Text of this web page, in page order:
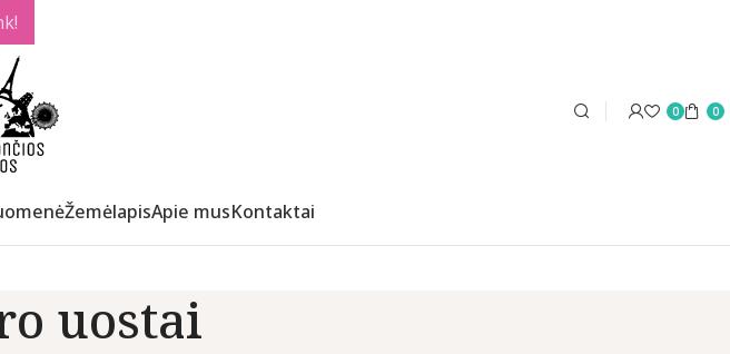
0 0
ŽemėlapisApie musKontaktai
uostai